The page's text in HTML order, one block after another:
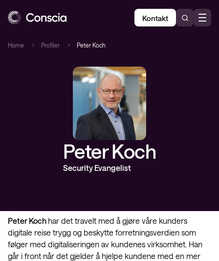
Kontakt
Home Profiler Peter Koch
Peter Koch
Security Evangelist
Peter Koch har det travelt med å gjøre våre kunders
digitale reise trygg og beskytte forretningsverdien som
følger med digitaliseringen av kundenes virksomhet. Han
går i front når det gjelder å hjelpe kundene med en mer